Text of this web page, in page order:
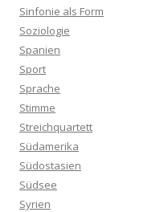
Sinfonie als Form
Soziologie
Spanien
Sport
Sprache
Stimme
Streichquartett
Südamerika
Südostasien
Südsee
Syrien